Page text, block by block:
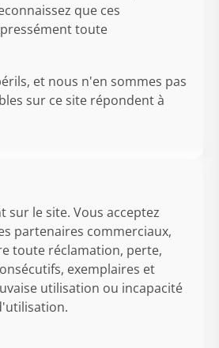
que ces
toute
et nous n'en sommes pas
sur ce site répondent à
le site. Vous acceptez
partenaires commerciaux,
toute réclamation, perte,
exemplaires et
utilisation ou incapacité